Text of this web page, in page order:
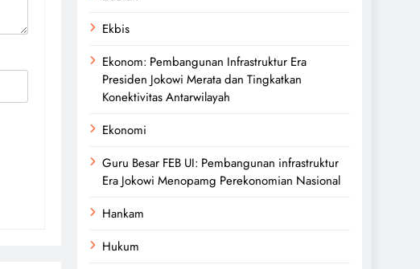
Ekbis
Ekonom: Pembangunan Infrastruktur Era
Presiden Jokowi Merata dan Tingkatkan
Konektivitas Antarwilayah
Ekonomi
Guru Besar FEB UI: Pembangunan infrastruktur
Era Jokowi Menopamg Perekonomian Nasional
Hankam
Hukum